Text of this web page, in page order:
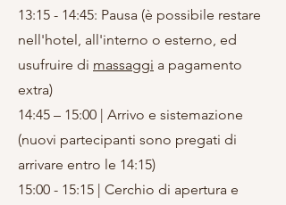
13:15 - 14:45: Pausa (è possibile restare
nell'hotel, all'interno o esterno, ed
usufruire di massaggi a pagamento
extra)
14:45 – 15:00 | Arrivo e sistemazione
(nuovi partecipanti sono pregati di
arrivare entro le 14:15)
15:00 - 15:15 | Cerchio di apertura e